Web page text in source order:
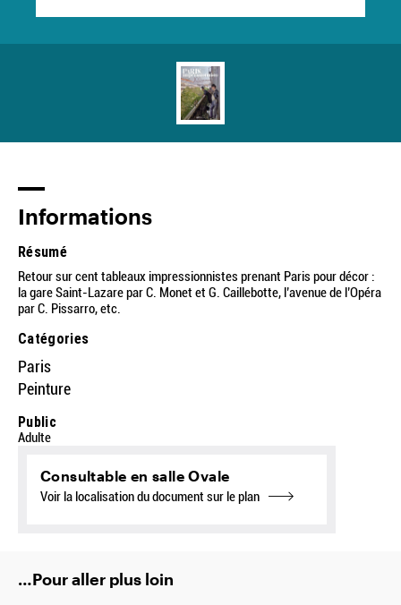
Informations
Résumé
Retour sur cent tableaux impressionnistes prenant Paris pour décor :
la gare Saint-Lazare par C. Monet et G. Caillebotte, l’avenue de l’Opéra
par C. Pissarro, etc.
Catégories
Paris
Peinture
Public
Adulte
Consultable en salle Ovale
Voir la localisation du document sur le plan
…Pour aller plus loin